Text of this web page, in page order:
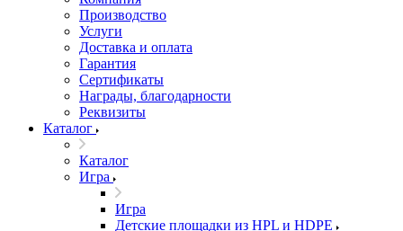
Производство
Услуги
Доставка и оплата
Гарантия
Сертификаты
Награды, благодарности
Реквизиты
Каталог
Каталог
Игра
Игра
Детские площадки из HPL и HDPE